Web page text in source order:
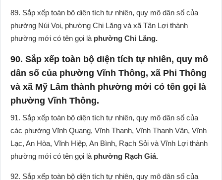
89. Sắp xếp toàn bộ diện tích tự nhiên, quy mô dân số của
phường Núi Voi, phường Chi Lăng và xã Tân Lợi thành
phường mới có tên gọi là phường Chi Lăng.
90. Sắp xếp toàn bộ diện tích tự nhiên, quy mô
dân số của phường Vĩnh Thông, xã Phi Thông
và xã Mỹ Lâm thành phường mới có tên gọi là
phường Vĩnh Thông.
91. Sắp xếp toàn bộ diện tích tự nhiên, quy mô dân số của
các phường Vĩnh Quang, Vĩnh Thanh, Vĩnh Thanh Vân, Vĩnh
Lạc, An Hòa, Vĩnh Hiệp, An Bình, Rạch Sỏi và Vĩnh Lợi thành
phường mới có tên gọi là phường Rạch Giá.
92. Sắp xếp toàn bộ diện tích tự nhiên, quy mô dân số của